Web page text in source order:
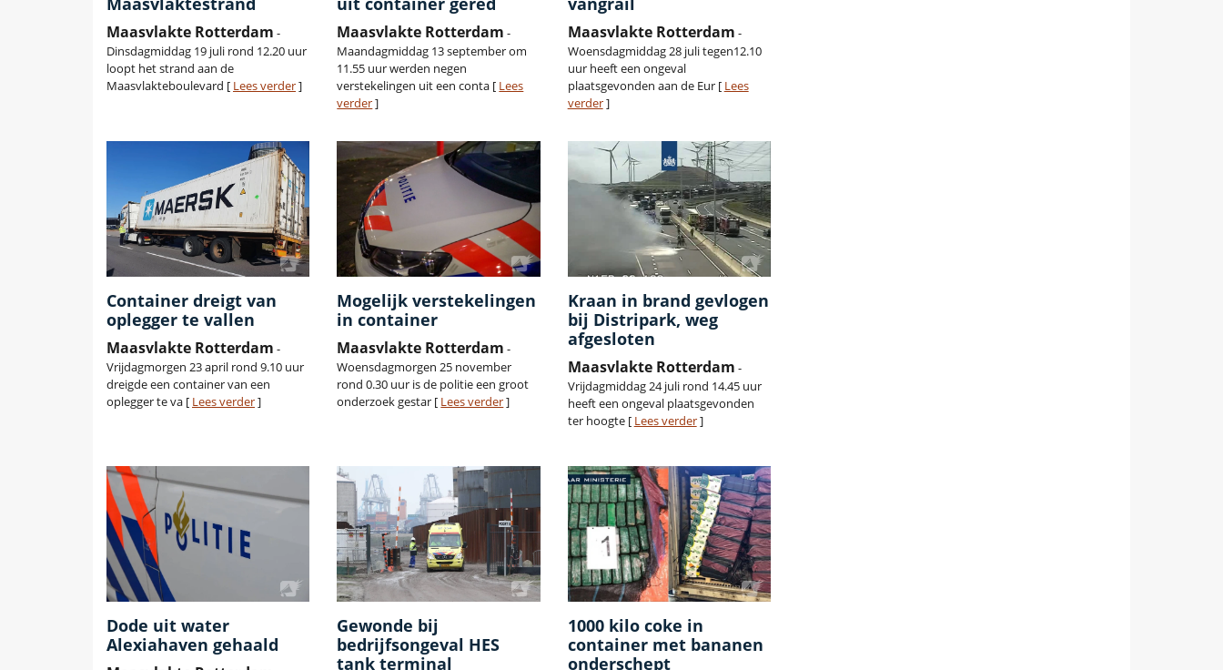
Maasvlakte Rotterdam -
Dinsdagmiddag 19 juli rond 12.20 uur
loopt het strand aan de
Maasvlakteboulevard [ Lees verder]
Maasvlakte Rotterdam -
Maandagmiddag 13 september om
11.55 uur werden negen
verstekelingen uit een conta [ Lees
verder]
Maasvlakte Rotterdam -
Woensdagmiddag 28 juli tegen12.10
uur heeft een ongeval
plaatsgevonden aan de Eur [ Lees
verder]
Container dreigt van
oplegger te vallen
Maasvlakte Rotterdam -
Vrijdagmorgen 23 april rond 9.10 uur
dreigde een container van een
oplegger te va [ Lees verder]
Mogelijk verstekelingen
in container
Maasvlakte Rotterdam -
Woensdagmorgen 25 november
rond 0.30 uur is de politie een groot
onderzoek gestar [ Lees verder]
Kraan in brand gevlogen
bij Distripark, weg
afgesloten
Maasvlakte Rotterdam -
Vrijdagmiddag 24 juli rond 14.45 uur
heeft een ongeval plaatsgevonden
ter hoogte [ Lees verder]
Dode uit water
Alexiahaven gehaald
Gewonde bij
bedrijfsongeval HES
tank terminal
1000 kilo coke in
container met bananen
onderschept